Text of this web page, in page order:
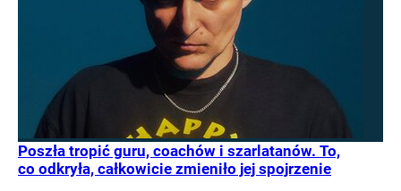
Poszła tropić guru, coachów i szarlatanów. To,
co odkryła, całkowicie zmieniło jej spojrzenie